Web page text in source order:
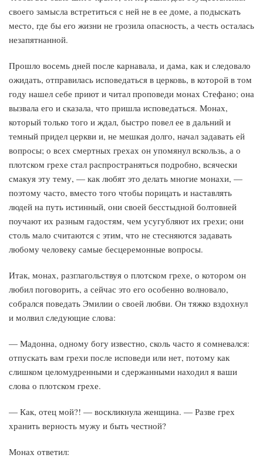
своего замысла встретиться с ней не в ее доме, а подыскать
место, где бы его жизни не грозила опасность, а честь осталась
незапятнанной.
Прошло восемь дней после карнавала, и дама, как и следовало
ожидать, отправилась исповедаться в церковь, в которой в том
году нашел себе приют и читал проповеди монах Стефано; она
вызвала его и сказала, что пришла исповедаться. Монах,
который только того и ждал, быстро повел ее в дальний и
темный придел церкви и, не мешкая долго, начал задавать ей
вопросы; о всех смертных грехах он упомянул вскользь, а о
плотском грехе стал распространяться подробно, всячески
смакуя эту тему, — как любят это делать многие монахи, —
поэтому часто, вместо того чтобы порицать и наставлять
людей на путь истинный, они своей бесстыдной болтовней
поучают их разным гадостям, чем усугубляют их грехи; они
столь мало считаются с этим, что не стесняются задавать
любому человеку самые бесцеремонные вопросы.
Итак, монах, разглагольствуя о плотском грехе, о котором он
любил поговорить, а сейчас это его особенно волновало,
собрался поведать Эмилии о своей любви. Он тяжко вздохнул
и молвил следующие слова:
— Мадонна, одному богу известно, сколь часто я сомневался:
отпускать вам грехи после исповеди или нет, потому как
слишком целомудренными и сдержанными находил я ваши
слова о плотском грехе.
— Как, отец мой?! — воскликнула женщина. — Разве грех
хранить верность мужу и быть честной?
Монах ответил: